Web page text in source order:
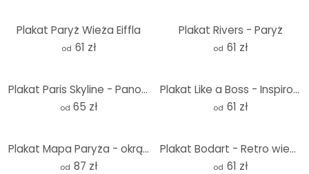
Plakat Paryż Wieża Eiffla
od 61 zł
Plakat Rivers - Paryż
od 61 zł
Plakat Paris Skyline - Panorama
od 65 zł
Plakat Like a Boss - Inspirowany Caillebotte - Młody mężczyzna przy oknie
od 61 zł
Plakat Mapa Paryża - okrągły
od 87 zł
Plakat Bodart - Retro wieża Eiffla z tęczą
od 61 zł